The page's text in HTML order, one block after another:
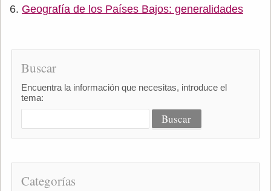
Geografía de los Países Bajos: generalidades
Buscar
Encuentra la información que necesitas, introduce el
tema:
Categorías